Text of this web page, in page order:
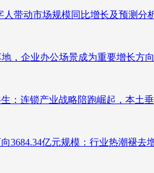
人带动市场规模同比增长及预测
，企业办公场景成为重要增长方向
：连锁产业战略陪跑崛起，本土
3684.34亿元规模：行业热潮褪